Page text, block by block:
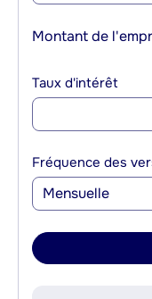
Montant de
Taux d'intérêt
Fréquence des
Mensuelle